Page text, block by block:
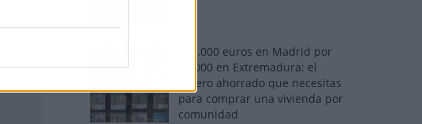
110.000 euros en Madrid por
31.000 en Extremadura: el
dinero ahorrado que necesitas
para comprar una vivienda por
comunidad